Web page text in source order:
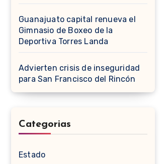
Guanajuato capital renueva el
Gimnasio de Boxeo de la
Deportiva Torres Landa
Advierten crisis de inseguridad
para San Francisco del Rincón
Categorias
Estado